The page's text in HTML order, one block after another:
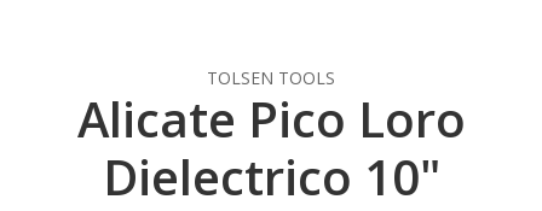
TOLSEN TOOLS
Alicate Pico Loro
Dielectrico 10"